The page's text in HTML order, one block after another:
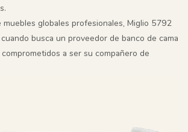
muebles globales profesionales, Miglio 5792
busca un proveedor de banco de cama
a ser su compañero de